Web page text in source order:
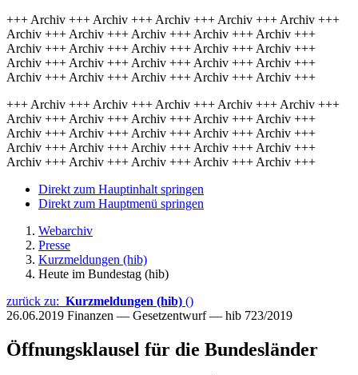
+++ Archiv +++ Archiv +++ Archiv +++ Archiv +++ Archiv +++
Archiv +++ Archiv +++ Archiv +++ Archiv +++ Archiv +++
Archiv +++ Archiv +++ Archiv +++ Archiv +++ Archiv +++
Archiv +++ Archiv +++ Archiv +++ Archiv +++ Archiv +++
Archiv +++ Archiv +++ Archiv +++ Archiv +++ Archiv +++
+++ Archiv +++ Archiv +++ Archiv +++ Archiv +++ Archiv +++
Archiv +++ Archiv +++ Archiv +++ Archiv +++ Archiv +++
Archiv +++ Archiv +++ Archiv +++ Archiv +++ Archiv +++
Archiv +++ Archiv +++ Archiv +++ Archiv +++ Archiv +++
Archiv +++ Archiv +++ Archiv +++ Archiv +++ Archiv +++
Direkt zum Hauptinhalt springen
Direkt zum Hauptmenü springen
Webarchiv
Presse
Kurzmeldungen (hib)
Heute im Bundestag (hib)
zurück zu: Kurzmeldungen (hib) ()
26.06.2019 Finanzen — Gesetzentwurf — hib 723/2019
Öffnungsklausel für die Bundesländer